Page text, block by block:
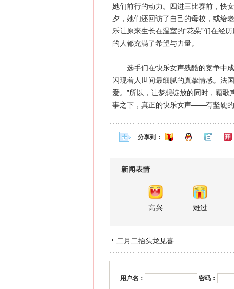
她们前行的动力。四进三比赛前，快
夕，她们还回访了自己的母校，或给
乐让原来生长在温室的“花朵”们在经
的人都充满了希望与力量。
选手们在快乐女声残酷的竞争中成
闪现着人世间最细腻的真挚情感。法
爱。”所以，让梦想绽放的同时，藉
事之下，真正的快乐女声——有坚硬的
分享到：
新闻表情
高兴 难过
二月二抬头龙见喜
用户名： 密码：